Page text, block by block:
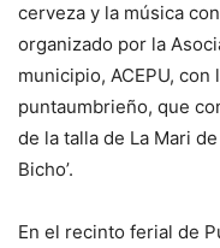
cerveza y la música
organizado por la
municipio, ACEPU,
puntaumbrieño, que
de la talla de La Mari
Bicho’.
En el recinto ferial de